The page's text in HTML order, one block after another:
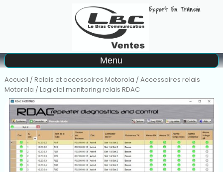
Matériel à la location
Menu
Accueil /Relais et accessoires Motorola /Accessoires relais
Motorola / Logiciel monitoring relais RDAC